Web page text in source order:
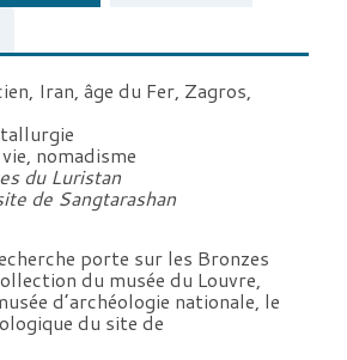
Iran, âge du Fer, Zagros,
nomadisme
du Luristan
de Sangtarashan
porte sur les Bronzes
du musée du Louvre,
d’archéologie nationale, le
du site de